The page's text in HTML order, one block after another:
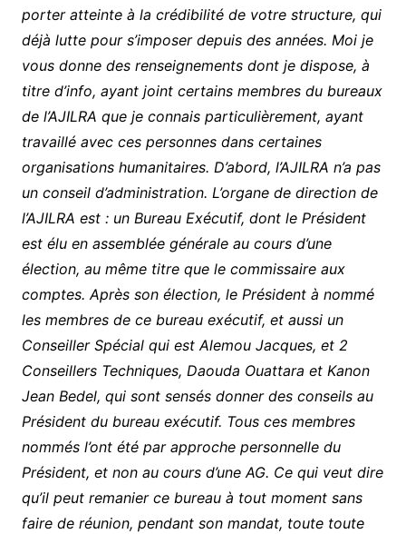
porter atteinte à la crédibilité de votre structure, qui
déjà lutte pour s’imposer depuis des années. Moi je
vous donne des renseignements dont je dispose, à
titre d’info, ayant joint certains membres du bureaux
de l’AJILRA que je connais particulièrement, ayant
travaillé avec ces personnes dans certaines
organisations humanitaires. D’abord, l’AJILRA n’a pas
un conseil d’administration. L’organe de direction de
l’AJILRA est : un Bureau Exécutif, dont le Président
est élu en assemblée générale au cours d’une
élection, au même titre que le commissaire aux
comptes. Après son élection, le Président à nommé
les membres de ce bureau exécutif, et aussi un
Conseiller Spécial qui est Alemou Jacques, et 2
Conseillers Techniques, Daouda Ouattara et Kanon
Jean Bedel, qui sont sensés donner des conseils au
Président du bureau exécutif. Tous ces membres
nommés l’ont été par approche personnelle du
Président, et non au cours d’une AG. Ce qui veut dire
qu’il peut remanier ce bureau à tout moment sans
faire de réunion, pendant son mandat, toute toute